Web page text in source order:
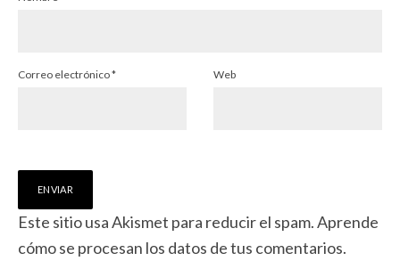
Correo electrónico* Web
Este sitio usa Akismet para reducir el spam.Aprende
cómo se procesan los datos de tus comentarios.